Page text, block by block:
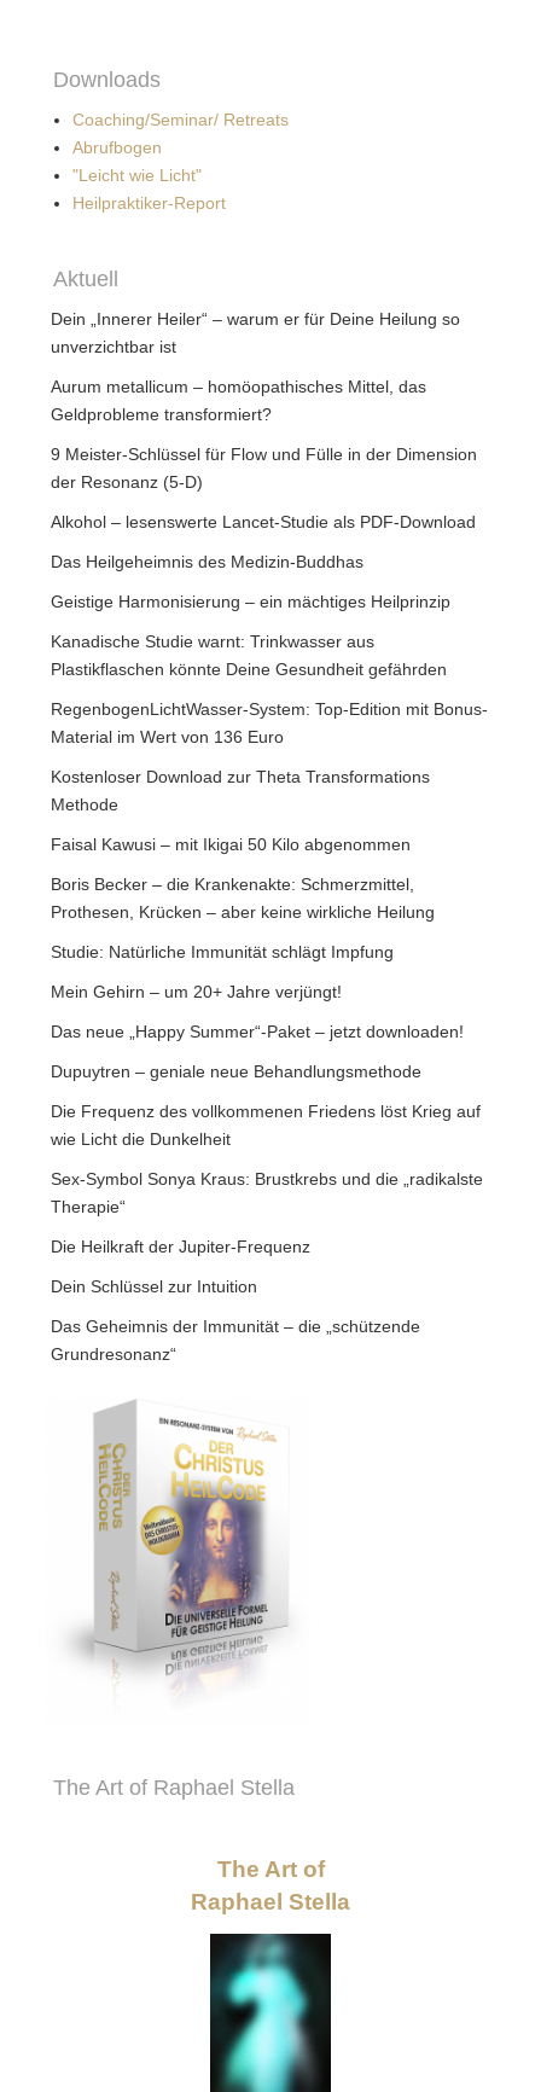
Downloads
Coaching/Seminar/ Retreats
Abrufbogen
"Leicht wie Licht"
Heilpraktiker-Report
Aktuell
Dein „Innerer Heiler“ – warum er für Deine Heilung so
unverzichtbar ist
Aurum metallicum – homöopathisches Mittel, das
Geldprobleme transformiert?
9 Meister-Schlüssel für Flow und Fülle in der Dimension
der Resonanz (5-D)
Alkohol – lesenswerte Lancet-Studie als PDF-Download
Das Heilgeheimnis des Medizin-Buddhas
Geistige Harmonisierung – ein mächtiges Heilprinzip
Kanadische Studie warnt: Trinkwasser aus
Plastikflaschen könnte Deine Gesundheit gefährden
RegenbogenLichtWasser-System: Top-Edition mit Bonus-
Material im Wert von 136 Euro
Kostenloser Download zur Theta Transformations
Methode
Faisal Kawusi – mit Ikigai 50 Kilo abgenommen
Boris Becker – die Krankenakte: Schmerzmittel,
Prothesen, Krücken – aber keine wirkliche Heilung
Studie: Natürliche Immunität schlägt Impfung
Mein Gehirn – um 20+ Jahre verjüngt!
Das neue „Happy Summer“-Paket – jetzt downloaden!
Dupuytren – geniale neue Behandlungsmethode
Die Frequenz des vollkommenen Friedens löst Krieg auf
wie Licht die Dunkelheit
Sex-Symbol Sonya Kraus: Brustkrebs und die „radikalste
Therapie“
Die Heilkraft der Jupiter-Frequenz
Dein Schlüssel zur Intuition
Das Geheimnis der Immunität – die „schützende
Grundresonanz“
The Art of Raphael Stella
The Art of
Raphael Stella